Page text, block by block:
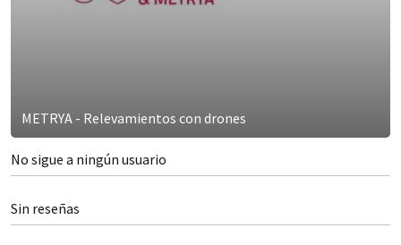
METRYA - Relevamientos con drones
No sigue a ningún usuario
Sin reseñas